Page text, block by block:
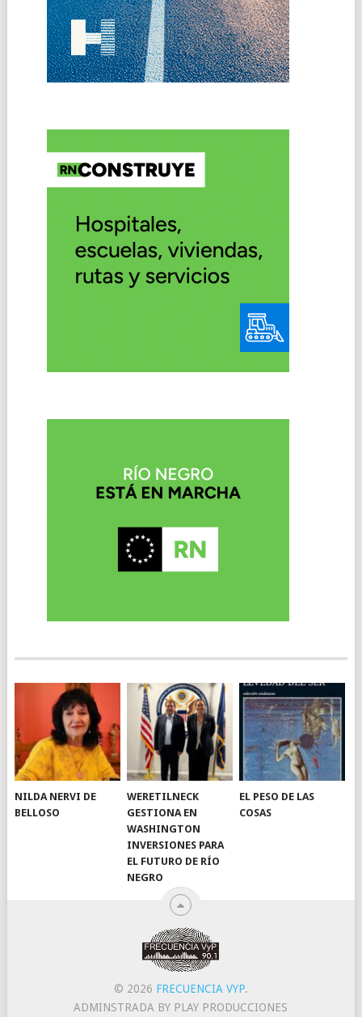
NILDA NERVI DE
BELLOSO
WERETILNECK
GESTIONA EN
WASHINGTON
INVERSIONES PARA
EL FUTURO DE RÍO
NEGRO
EL PESO DE LAS
COSAS
© 2026 FRECUENCIA VYP.
ADMINSTRADA BY PLAY PRODUCCIONES